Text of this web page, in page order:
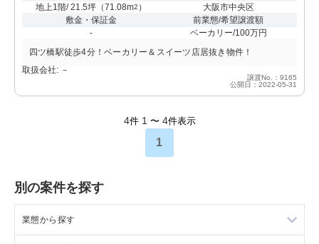
地上1階/ 21.5坪（71.08m2 ）
大阪市中央区
敷金・保証金
-
前業態/希望譲渡額
ベーカリー/100万円
四ツ橋駅徒歩4分！ベーカリー＆スイーツ店居抜き物件！
取扱会社: －
譲渡No.：9165
公開日：2022-05-31
4件 1 〜 4件表示
1
別の案件を探す
業態から探す